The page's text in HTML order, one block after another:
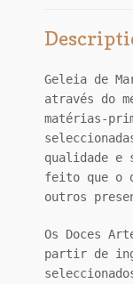
Geleia de
através do
matérias-
qualidade e
feito que o
outros
Os Doces
partir de